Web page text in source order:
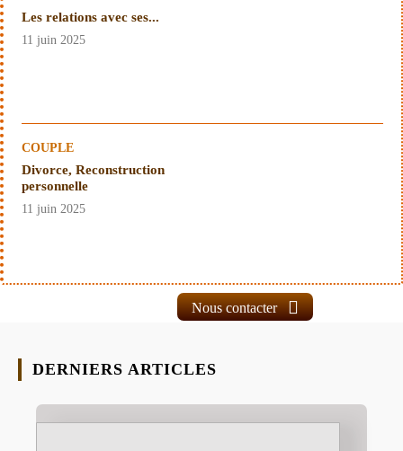
Les relations avec ses...
11 juin 2025
COUPLE
Divorce, Reconstruction
personnelle
11 juin 2025
Nous contacter
DERNIERS ARTICLES